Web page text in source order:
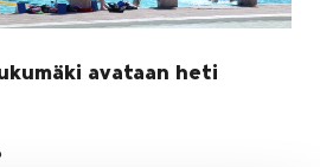
avataan heti